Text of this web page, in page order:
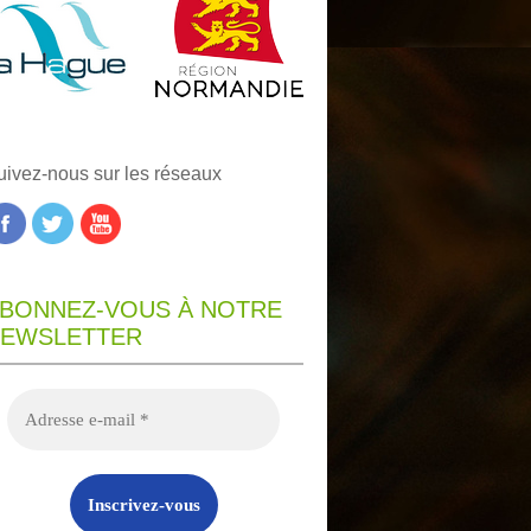
nous sur les réseaux
VOUS À NOTRE